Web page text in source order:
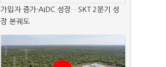
가입자 증가·AIDC 성장…SKT 2분기 성
장 본궤도